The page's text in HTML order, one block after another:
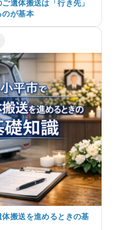
遺体搬送は「行き先」
が基本
搬送を進めるときの基